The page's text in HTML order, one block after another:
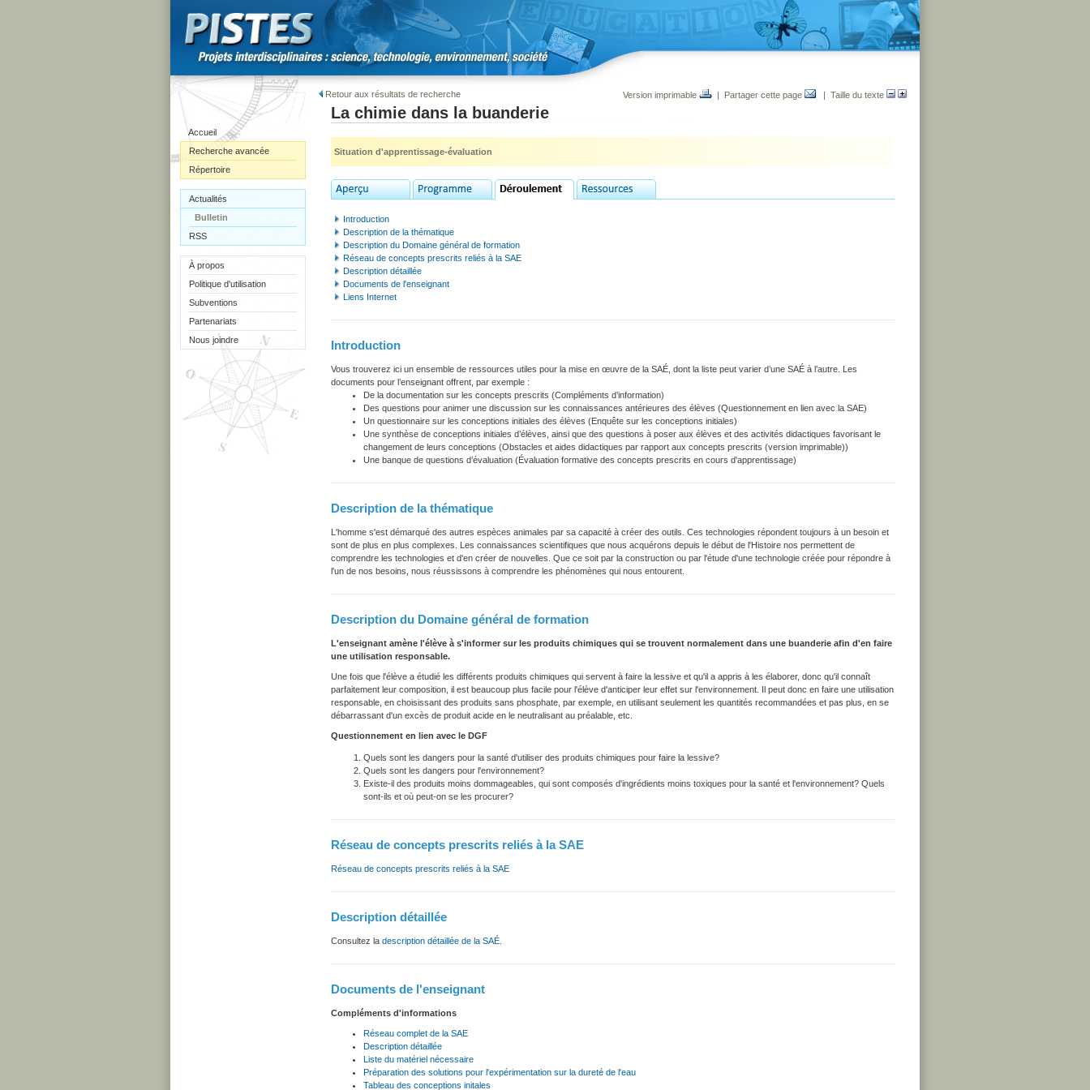
Accueil
Recherche avancée
Répertoire
Actualités
Bulletin
RSS
À propos
Politique d'utilisation
Subventions
Partenariats
Nous joindre
Retour aux résultats de recherche Version imprimable | Partager cette page | Taille du texte
La chimie dans la buanderie
Situation d'apprentissage-évaluation
Introduction
Description de la thématique
Description du Domaine général de formation
Réseau de concepts prescrits reliés à la SAE
Description détaillée
Documents de l'enseignant
Liens Internet
Introduction
Vous trouverez ici un ensemble de ressources utiles pour la mise en œuvre de la SAÉ, dont la liste peut varier d’une SAÉ à l’autre. Les
documents pour l’enseignant offrent, par exemple :
De la documentation sur les concepts prescrits (Compléments d’information)
Des questions pour animer une discussion sur les connaissances antérieures des élèves (Questionnement en lien avec la SAE)
Un questionnaire sur les conceptions initiales des élèves (Enquête sur les conceptions initiales)
Une synthèse de conceptions initiales d’élèves, ainsi que des questions à poser aux élèves et des activités didactiques favorisant le
changement de leurs conceptions (Obstacles et aides didactiques par rapport aux concepts prescrits (version imprimable))
Une banque de questions d’évaluation (Évaluation formative des concepts prescrits en cours d'apprentissage)
Description de la thématique
L'homme s'est démarqué des autres espèces animales par sa capacité à créer des outils. Ces technologies répondent toujours à un besoin et
sont de plus en plus complexes. Les connaissances scientifiques que nous acquérons depuis le début de l'Histoire nos permettent de
comprendre les technologies et d'en créer de nouvelles. Que ce soit par la construction ou par l'étude d'une technologie créée pour répondre à
l'un de nos besoins, nous réussissons à comprendre les phénomènes qui nous entourent.
Description du Domaine général de formation
L'enseignant amène l'élève à s'informer sur les produits chimiques qui se trouvent normalement dans une buanderie afin d'en faire
une utilisation responsable.
Une fois que l'élève a étudié les différents produits chimiques qui servent à faire la lessive et qu'il a appris à les élaborer, donc qu'il connaît
parfaitement leur composition, il est beaucoup plus facile pour l'élève d'anticiper leur effet sur l'environnement. Il peut donc en faire une utilisation
responsable, en choisissant des produits sans phosphate, par exemple, en utilisant seulement les quantités recommandées et pas plus, en se
débarrassant d'un excès de produit acide en le neutralisant au préalable, etc.
Questionnement en lien avec le DGF
Quels sont les dangers pour la santé d'utiliser des produits chimiques pour faire la lessive?
Quels sont les dangers pour l'environnement?
Existe-il des produits moins dommageables, qui sont composés d'ingrédients moins toxiques pour la santé et l'environnement? Quels
sont-ils et où peut-on se les procurer?
Réseau de concepts prescrits reliés à la SAE
Réseau de concepts prescrits reliés à la SAE
Description détaillée
Consultez la description détaillée de la SAÉ
Documents de l'enseignant
Compléments d'informations
Réseau complet de la SAE
Description détaillée
Liste du matériel nécessaire
Préparation des solutions pour l'expérimentation sur la dureté de l'eau
Tableau des conceptions initales